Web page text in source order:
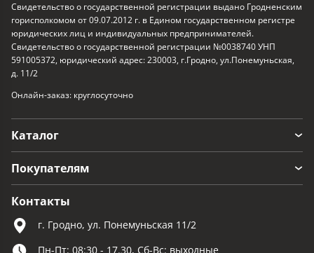
Свидетельство о государственной регистрации выдано Гродненским
горисполкомом от 09.07.2012 г. в Едином государственном регистре
юридических лиц и индивидуальных предпринимателей.
Свидетельство о государственной регистрации №0038740 УНП
591005372, юридический адрес: 230003, г.Гродно, ул.Понемуньская,
д. 11/2
Онлайн-заказ: круглосуточно
Каталог
Покупателям
Контакты
г. Гродно, ул. Понемуньская 11/2
Пн-Пт: 08:30 - 17.30, Сб-Вс: выходные